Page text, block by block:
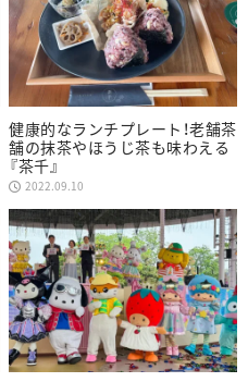
健康的なランチプレート！老舗茶
舗の抹茶やほうじ茶も味わえる
『茶千』
2022.09.10